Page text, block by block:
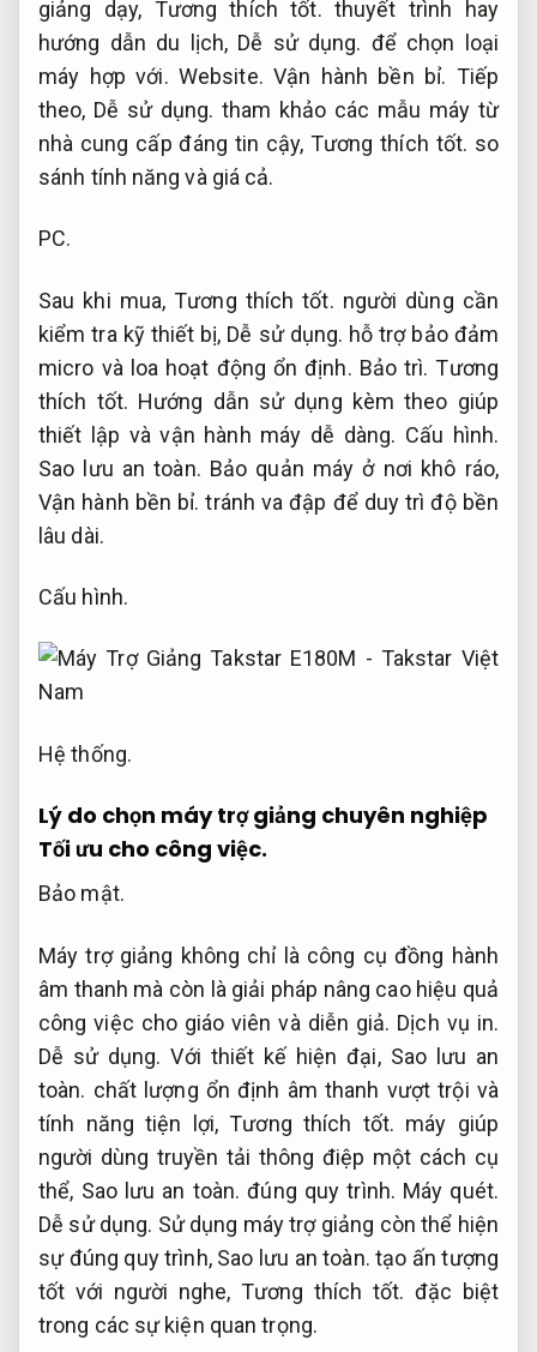
giảng dạy, Tương thích tốt. thuyết trình hay
hướng dẫn du lịch, Dễ sử dụng. để chọn loại
máy hợp với. Website. Vận hành bền bỉ. Tiếp
theo, Dễ sử dụng. tham khảo các mẫu máy từ
nhà cung cấp đáng tin cậy, Tương thích tốt. so
sánh tính năng và giá cả.
PC.
Sau khi mua,Tương thích tốt. người dùng cần
kiểm tra kỹ thiết bị, Dễ sử dụng. hỗ trợ bảo đảm
micro và loa hoạt động ổn định. Bảo trì. Tương
thích tốt. Hướng dẫn sử dụng kèm theo giúp
thiết lập và vận hành máy dễ dàng. Cấu hình.
Sao lưu an toàn. Bảo quản máy ở nơi khô ráo,
Vận hành bền bỉ. tránh va đập để duy trì độ bền
lâu dài.
Cấu hình.
Hệ thống.
Lý do chọn máy trợ giảng chuyên nghiệp
Tối ưu cho công việc.
Bảo mật.
Máy trợ giảng không chỉ là công cụ đồng hành
âm thanh mà còn là giải pháp nâng cao hiệu quả
công việc cho giáo viên và diễn giả. Dịch vụ in.
Dễ sử dụng. Với thiết kế hiện đại, Sao lưu an
toàn. chất lượng ổn định âm thanh vượt trội và
tính năng tiện lợi,Tương thích tốt. máy giúp
người dùng truyền tải thông điệp một cách cụ
thể, Sao lưu an toàn. đúng quy trình. Máy quét.
Dễ sử dụng. Sử dụng máy trợ giảng còn thể hiện
sự đúng quy trình, Sao lưu an toàn. tạo ấn tượng
tốt với người nghe, Tương thích tốt. đặc biệt
trong các sự kiện quan trọng.